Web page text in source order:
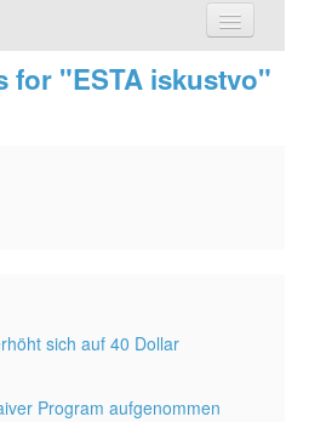
for "ESTA iskustvo"
sich auf 40 Dollar
Program aufgenommen